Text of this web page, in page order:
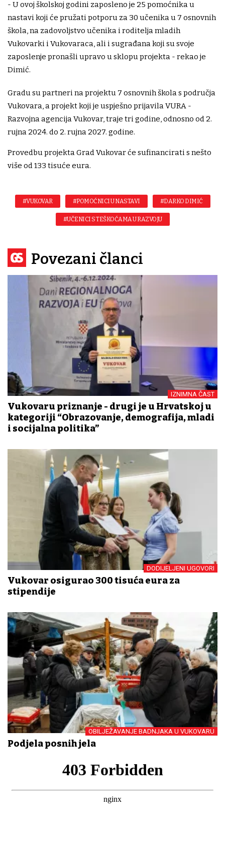
- U ovoj školskoj godini zaposleno je 25 pomoćnika u
nastavi koji će pružati potporu za 30 učenika u 7 osnovnih
škola, na zadovoljstvo učenika i roditelja mladih
Vukovarki i Vukovaraca, ali i sugrađana koji su svoje
zaposlenje pronašli upravo u sklopu projekta - rekao je
Dimić.
Gradu su partneri na projektu 7 osnovnih škola s područja
Vukovara, a projekt koji je uspješno prijavila VURA -
Razvojna agencija Vukovar, traje tri godine, odnosno od 2.
rujna 2024. do 2. rujna 2027. godine.
Provedbu projekta Grad Vukovar će sufinancirati s nešto
više od 133 tisuće eura.
#VUKOVAR #POMOĆNICI U NASTAVI #DARKO DIMIĆ
#UČENICI S TEŠKOĆAMA U RAZVOJU
Povezani članci
IZNIMNA ČAST
Vukovaru priznanje - drugi je u Hrvatskoj u
kategoriji “Obrazovanje, demografija, mladi
i socijalna politika”
DODIJELJENI UGOVORI
Vukovar osigurao 300 tisuća eura za
stipendije
OBILJEŽAVANJE BADNJAKA U VUKOVARU
Podjela posnih jela